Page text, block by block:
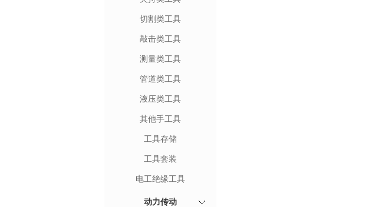
切割类工具
敲击类工具
测量类工具
管道类工具
液压类工具
其他手工具
工具存储
工具套装
电工绝缘工具
动力传动